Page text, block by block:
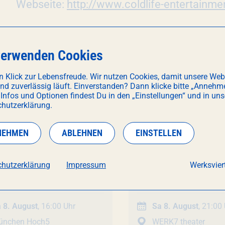
Webseite: http://www.coldlife-
INTERESSIEREN
Open Air Closing
8. August, 16:00 Uhr
Hoch5
Veranstaltung
-
Sa 8. August, 21:00
WERK7 theater
Cookies
Klick zur Lebensfreude. Wir nutzen Cookies, damit unsere
zuverlässig läuft. Einverstanden? Dann klicke bitte
und Optionen findest Du in den „Einstellungen“ und in
ABLEHNEN EINSTELLEN
Impressum